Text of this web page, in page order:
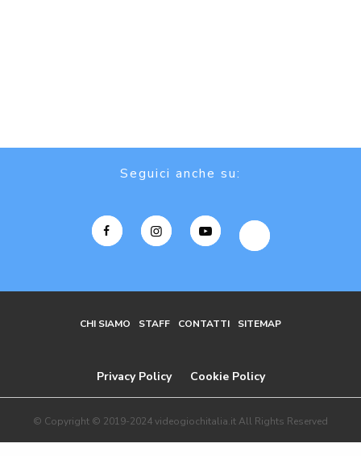
Seguici anche su:
CHI SIAMO STAFF CONTATTI SITEMAP
Privacy Policy Cookie Policy
© Copyright © 2019-2024 videogiochitalia.it All Rights Reserved